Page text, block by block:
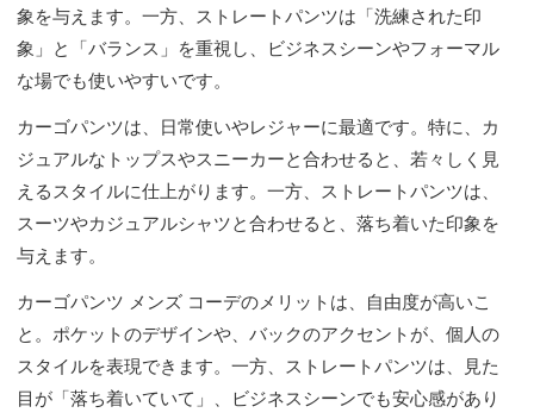
象を与えます。一方、ストレートパンツは「洗練された印
象」と「バランス」を重視し、ビジネスシーンやフォーマル
な場でも使いやすいです。
カーゴパンツは、日常使いやレジャーに最適です。特に、カ
ジュアルなトップスやスニーカーと合わせると、若々しく見
えるスタイルに仕上がります。一方、ストレートパンツは、
スーツやカジュアルシャツと合わせると、落ち着いた印象を
与えます。
カーゴパンツ メンズ コーデのメリットは、自由度が高いこ
と。ポケットのデザインや、バックのアクセントが、個人の
スタイルを表現できます。一方、ストレートパンツは、見た
目が「落ち着いていて」、ビジネスシーンでも安心感があり